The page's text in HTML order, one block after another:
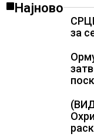
Најново
за